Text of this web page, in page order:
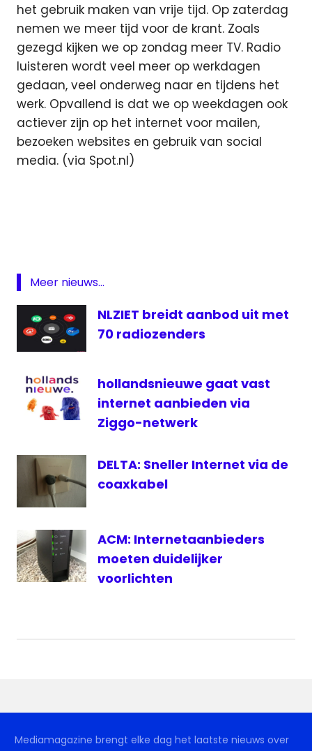
het gebruik maken van vrije tijd. Op zaterdag
nemen we meer tijd voor de krant. Zoals
gezegd kijken we op zondag meer TV. Radio
luisteren wordt veel meer op werkdagen
gedaan, veel onderweg naar en tijdens het
werk. Opvallend is dat we op weekdagen ook
actiever zijn op het internet voor mailen,
bezoeken websites en gebruik van social
media. (via Spot.nl)
media
mediagebruik
onderzoek
Radio
televisie
Meer nieuws...
NLZIET breidt aanbod uit met
70 radiozenders
hollandsnieuwe gaat vast
internet aanbieden via
Ziggo-netwerk
DELTA: Sneller Internet via de
coaxkabel
ACM: Internetaanbieders
moeten duidelijker
voorlichten
Mediamagazine brengt elke dag het laatste nieuws over